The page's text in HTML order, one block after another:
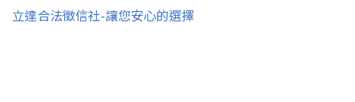
立達合法徵信社-讓您安心的選擇